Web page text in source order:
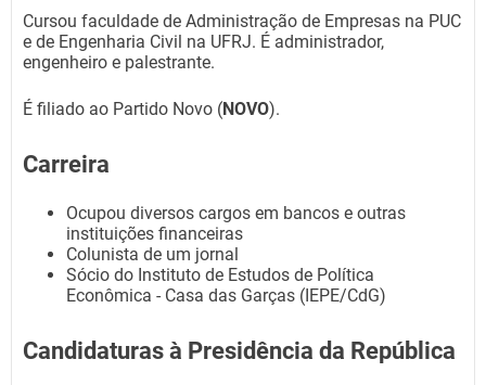
Cursou faculdade de Administração de Empresas na PUC
e de Engenharia Civil na UFRJ. É administrador,
engenheiro e palestrante.
É filiado ao Partido Novo (NOVO).
Carreira
Ocupou diversos cargos em bancos e outras
instituições financeiras
Colunista de um jornal
Sócio do Instituto de Estudos de Política
Econômica - Casa das Garças (IEPE/CdG)
Candidaturas à Presidência da República